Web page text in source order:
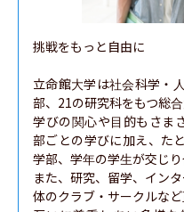
挑戦をもっと自由に
立命館大学は社会科学・
部、21の研究科をもつ総合
学びの関心や目的もさま
部ごとの学びに加え、た
学部、学年の学生が交じり
また、研究、留学、イン
体のクラブ・サークルな